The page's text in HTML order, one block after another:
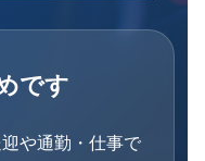
です
や通勤・仕事で